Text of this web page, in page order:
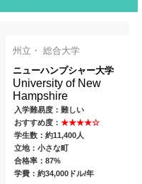
州立・ 総合大学
ニューハンプシャー大学
University of New
Hampshire
入学難易度：難しい
おすすめ度： ★★★★☆
学生数：約11,400人
立地：小さな町
合格率：87%
学費：約34,000ドル/年